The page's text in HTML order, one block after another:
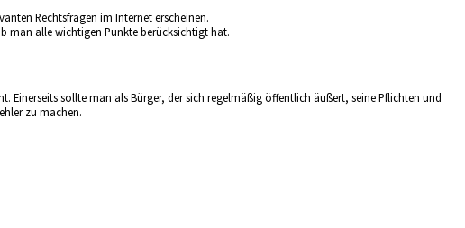
Rechtsfragen im Internet erscheinen.
man alle wichtigen Punkte berücksichtigt hat.
Einerseits sollte man als Bürger, der sich regelmäßig öffentlich äußert, seine Pflichten und
zu machen.